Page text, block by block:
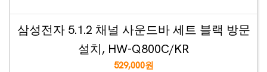
삼성전자 5.1.2 채널 사운드바 세트 블랙 방문
설치, HW-Q800C/KR
529,000원